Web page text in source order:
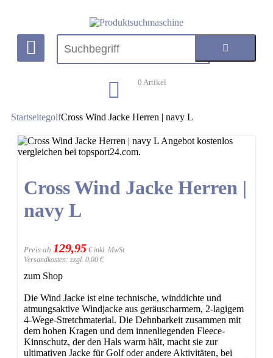
0 Artikel
StartseitegolfCross Wind Jacke Herren | navy L
Cross Wind Jacke Herren |
navy L
Preis ab 129,95 € inkl. MwSt
Versandkosten: zzgl. 0,00 €
zum Shop
Die Wind Jacke ist eine technische, winddichte und
atmungsaktive Windjacke aus geräuscharmem, 2-lagigem
4-Wege-Stretchmaterial. Die Dehnbarkeit zusammen mit
dem hohen Kragen und dem innenliegenden Fleece-
Kinnschutz, der den Hals warm hält, macht sie zur
ultimativen Jacke für Golf oder andere Aktivitäten, bei